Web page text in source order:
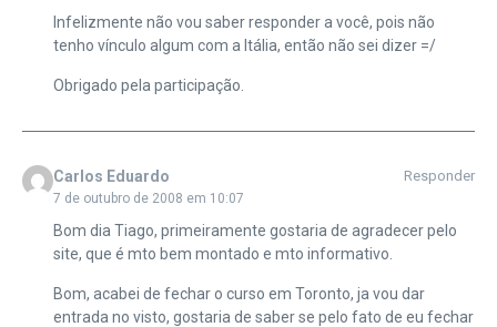
Infelizmente não vou saber responder a você, pois não
tenho vínculo algum com a Itália, então não sei dizer =/
Obrigado pela participação.
Carlos Eduardo
7 de outubro de 2008 em 10:07
Responder
Bom dia Tiago, primeiramente gostaria de agradecer pelo
site, que é mto bem montado e mto informativo.
Bom, acabei de fechar o curso em Toronto, ja vou dar
entrada no visto, gostaria de saber se pelo fato de eu fechar